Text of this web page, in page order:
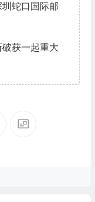
蛇口国际邮
获一起重大